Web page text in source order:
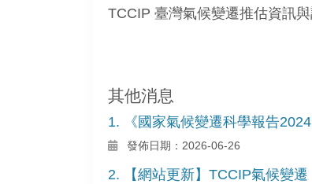
TCCIP 臺灣氣候變遷推估資訊
其他消息
1. 《國家氣候變遷科學報告
發佈日期：2026-06-26
2. 【網站更新】TCCIP氣候變遷